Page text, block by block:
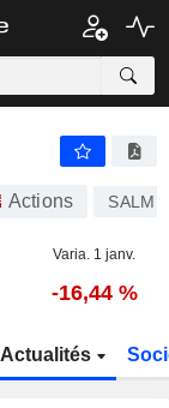
Actions SALM
Varia. 1 janv.
-16,44 %
Actualités